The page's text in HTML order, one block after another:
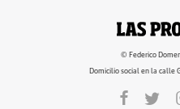
© Federico
Domicilio social en la calle